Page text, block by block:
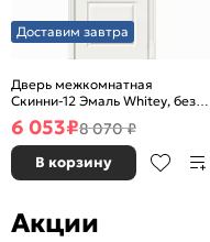
Доставим завтра
Дверь межкомнатная
Скинни-12 Эмаль Whitey, без
декора, глухая, без стекла,
без кромки, скиновая
6 053₽8 070 ₽
В корзину
Акции